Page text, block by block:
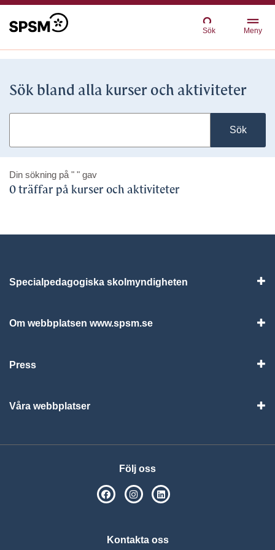
Sök Meny
Sök bland alla kurser och aktiviteter
Sök
Din sökning på " " gav
0 träffar på kurser och aktiviteter
Specialpedagogiska skolmyndigheten
Om webbplatsen www.spsm.se
Press
Våra webbplatser
Följ oss
SPSM på Facebook
SPSM på Instagram
Kontakta oss